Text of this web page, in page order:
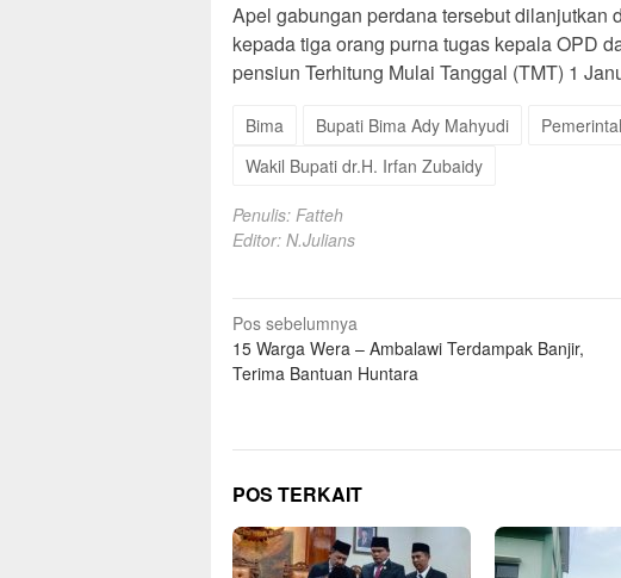
‎Apel gabungan perdana tersebut dilanjutkan
kepada tiga orang purna tugas kepala OPD
pensiun Terhitung Mulai Tanggal (TMT) 1
Bima Bupati Bima Ady Mahyudi
Wakil Bupati dr.H. Irfan Zubaidy
Penulis: Fatteh
Editor: N.Julians
Navigasi
pos
Pos sebelumnya
15 Warga Wera – Ambalawi Terdampak Banjir,
Terima Bantuan Huntara
POS TERKAIT